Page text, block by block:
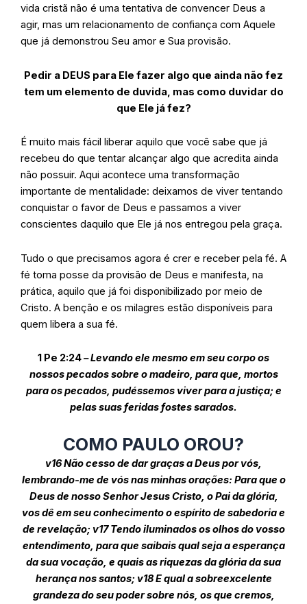
vida cristã não é uma tentativa de convencer Deus a
agir, mas um relacionamento de confiança com Aquele
que já demonstrou Seu amor e Sua provisão.
Pedir a DEUS para Ele fazer algo que ainda não fez
tem um elemento de duvida, mas como duvidar do
que Ele já fez?
É muito mais fácil liberar aquilo que você sabe que já
recebeu do que tentar alcançar algo que acredita ainda
não possuir. Aqui acontece uma transformação
importante de mentalidade: deixamos de viver tentando
conquistar o favor de Deus e passamos a viver
conscientes daquilo que Ele já nos entregou pela graça.
Tudo o que precisamos agora é crer e receber pela fé. A
fé toma posse da provisão de Deus e manifesta, na
prática, aquilo que já foi disponibilizado por meio de
Cristo. A benção e os milagres estão disponíveis para
quem libera a sua fé.
1 Pe 2:24– Levando ele mesmo em seu corpo os
nossos pecados sobre o madeiro, para que, mortos
para os pecados, pudéssemos viver para a justiça; e
pelas suas feridasfostessarados.
COMO PAULO OROU?
v16 Não cesso de dar graças a Deus por vós,
lembrando-me de vós nas minhas orações: Para que o
Deus de nosso Senhor Jesus Cristo, o Pai da glória,
vos dê em seu conhecimento o espírito de sabedoria e
de revelação; v17 Tendo iluminados os olhos do vosso
entendimento, para que saibais qual seja a esperança
da sua vocação, e quais as riquezas da glória da sua
herança nos santos; v18 E qual a sobreexcelente
grandeza do seu poder sobre nós, os que cremos,